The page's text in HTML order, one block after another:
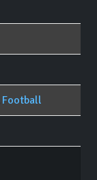
Football